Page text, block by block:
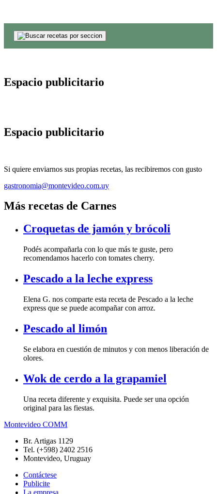
Espacio publicitario
Espacio publicitario
Si quiere enviarnos sus propias recetas, las recibiremos con gusto
gastronomia@montevideo.com.uy
Más recetas de Carnes
Croquetas de jamón y brócoli
Podés acompañarla con lo que más te guste, pero
recomendamos hacerlo con tomates cherry.
Pescado a la leche express
Elena G. nos comparte esta receta de Pescado a la leche
express que se puede acompañar con arroz.
Pescado al limón
Se elabora en cuestión de minutos y con menos liberación de
olores.
Wok de cerdo a la grapamiel
Una receta diferente y exquisita. Puede ser una opción
original para las fiestas.
Montevideo COMM
Br. Artigas 1129
Tel. (+598) 2402 2516
Montevideo, Uruguay
Contáctese
Publicite
La empresa